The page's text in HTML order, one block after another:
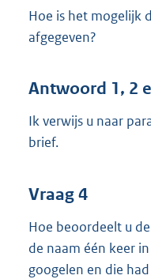
Hoe is het mogelijk
afgegeven?
Antwoord 1, 2
Ik verwijs u naar
brief.
Vraag 4
Hoe beoordeelt u
de naam één keer
googelen en die